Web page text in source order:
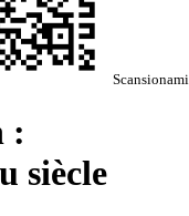
Scansionami
:
siècle